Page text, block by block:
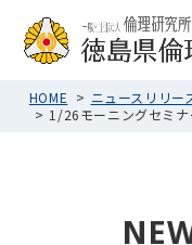
HOME ニュースリリー
1/26モーニングセミ